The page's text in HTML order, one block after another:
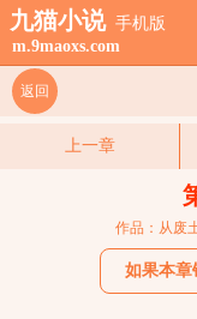
九猫小说 手机版
m.9maoxs.com
返回
上一章
作品：从废
如果本章